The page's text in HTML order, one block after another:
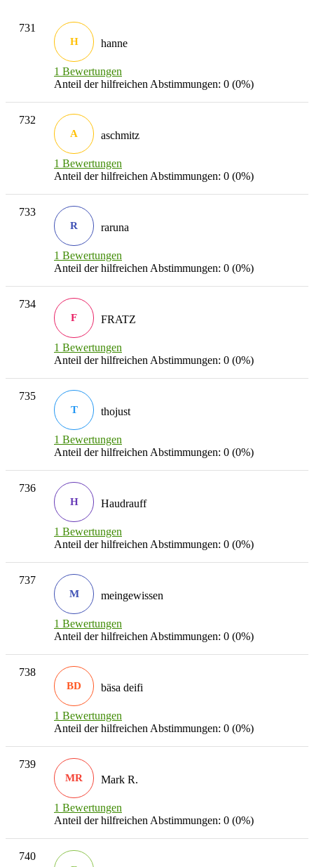
731
1 Bewertungen
Anteil der hilfreichen Abstimmungen: 0 (0%)
H hanne
732
1 Bewertungen
Anteil der hilfreichen Abstimmungen: 0 (0%)
A aschmitz
733
1 Bewertungen
Anteil der hilfreichen Abstimmungen: 0 (0%)
R raruna
734
1 Bewertungen
Anteil der hilfreichen Abstimmungen: 0 (0%)
F FRATZ
735
1 Bewertungen
Anteil der hilfreichen Abstimmungen: 0 (0%)
T thojust
736
1 Bewertungen
Anteil der hilfreichen Abstimmungen: 0 (0%)
H Haudrauff
737
1 Bewertungen
Anteil der hilfreichen Abstimmungen: 0 (0%)
M meingewissen
738
1 Bewertungen
Anteil der hilfreichen Abstimmungen: 0 (0%)
BD bäsa deifi
739
1 Bewertungen
Anteil der hilfreichen Abstimmungen: 0 (0%)
MR Mark R.
740